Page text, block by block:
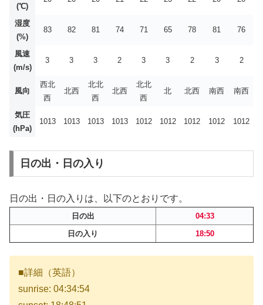
(℃)
湿度
(%)
83 82 81 74 71 65 78 81 76
風速
(m/s)
3 3 3 2 3 3 2 3 2
風向
西北
西
北西
北北
西
北西
北北
西
北 北西 南西 南西
気圧
(hPa)
1013 1013 1013 1013 1012 1012 1012 1012 1012
日の出・日の入り
日の出・日の入りは、以下のとおりです。
日の出
04:33
日の入り
18:50
■詳細（英語）
sunrise: 04:34:54